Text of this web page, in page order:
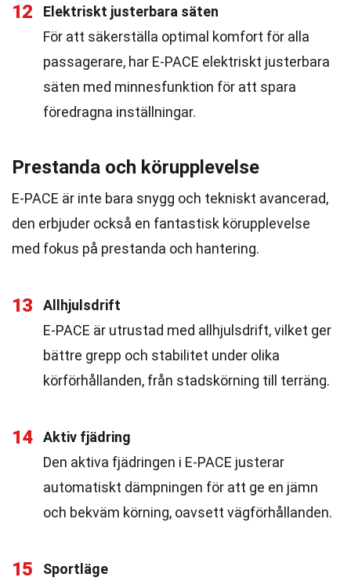
12
Elektriskt justerbara säten
För att säkerställa optimal komfort för alla
passagerare, har E-PACE elektriskt justerbara
säten med minnesfunktion för att spara
föredragna inställningar.
Prestanda och körupplevelse
E-PACE är inte bara snygg och tekniskt avancerad,
den erbjuder också en fantastisk körupplevelse
med fokus på prestanda och hantering.
13
Allhjulsdrift
E-PACE är utrustad med allhjulsdrift, vilket ger
bättre grepp och stabilitet under olika
körförhållanden, från stadskörning till terräng.
14
Aktiv fjädring
Den aktiva fjädringen i E-PACE justerar
automatiskt dämpningen för att ge en jämn
och bekväm körning, oavsett vägförhållanden.
15
Sportläge